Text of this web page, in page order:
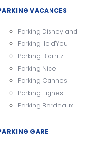
VACANCES
Parking Disneyland
Parking Ile d'Yeu
Parking Biarritz
Parking Nice
Parking Cannes
Parking Tignes
Parking Bordeaux
GARE